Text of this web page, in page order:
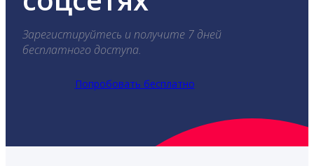
Зарегистируйтесь и получите 7 дней
бесплатного доступа.
Попробовать бесплатно